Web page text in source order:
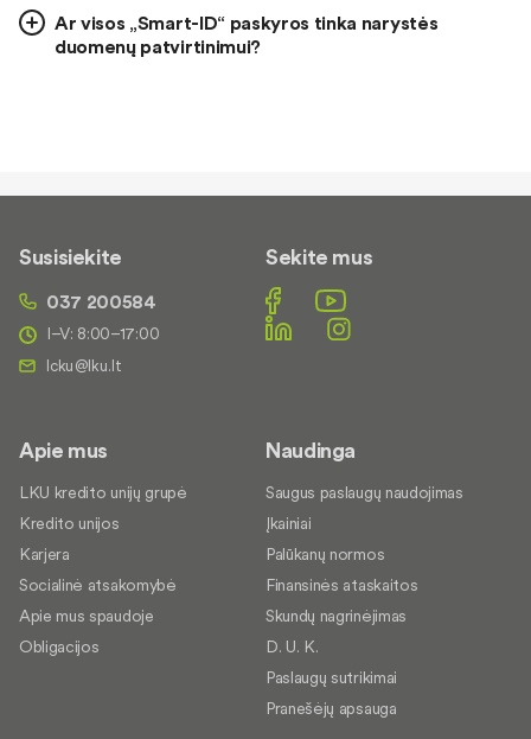
Ar visos „Smart-ID“ paskyros tinka narystės
duomenų patvirtinimui?
Susisiekite
037 200584
I–V: 8:00–17:00
Sekite mus
Apie mus
LKU kredito unijų grupė
Kredito unijos
Karjera
Socialinė atsakomybė
Apie mus spaudoje
Obligacijos
Naudinga
Saugus paslaugų naudojimas
Įkainiai
Palūkanų normos
Finansinės ataskaitos
Skundų nagrinėjimas
D. U. K.
Paslaugų sutrikimai
Pranešėjų apsauga